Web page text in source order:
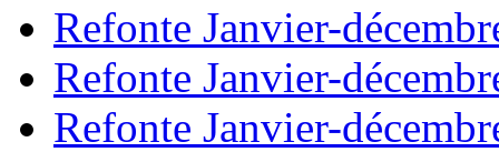
Refonte Janvier-
Refonte Janvier-
Refonte Janvier-